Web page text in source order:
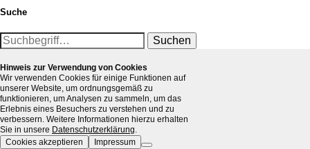
Suche
Suchen
Hinweis zur Verwendung von Cookies
Wir verwenden Cookies für einige Funktionen auf
unserer Website, um ordnungsgemäß zu
funktionieren, um Analysen zu sammeln, um das
Erlebnis eines Besuchers zu verstehen und zu
verbessern. Weitere Informationen hierzu erhalten
Sie in unsere Datenschutzerklärung.
Cookies akzeptieren
Impressum